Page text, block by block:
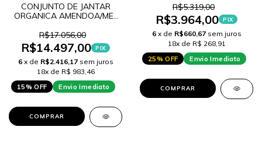
CONJUNTO DE JANTAR
ORGANICA AMENDOA/MEL
AMENDOA
R$17.056,00
R$14.497,00 PIX
6 x de R$2.416,17 sem juros
18x de R$ 983,46
15% OFF
Envio Imediato
COMPRAR
CHAMPGNE
R$5.319,00
R$3.964,00 PIX
6 x de R$660,67 sem juros
18x de R$ 268,91
25% OFF
Envio Imediato
COMPRAR